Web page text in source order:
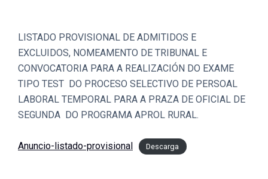
LISTADO PROVISIONAL DE ADMITIDOS E
EXCLUIDOS, NOMEAMENTO DE TRIBUNAL E
CONVOCATORIA PARA A REALIZACIÓN DO EXAME
TIPO TEST DO PROCESO SELECTIVO DE PERSOAL
LABORAL TEMPORAL PARA A PRAZA DE OFICIAL DE
SEGUNDA DO PROGRAMA APROL RURAL.
Anuncio-listado-provisional Descarga